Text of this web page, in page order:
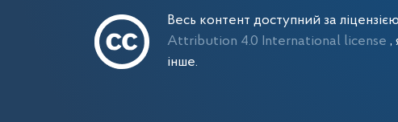
Весь контент доступний за ліцензією
Attribution 4.0 International license ,
інше.